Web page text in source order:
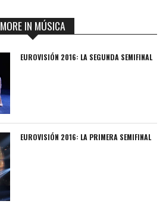
MORE IN MÚSICA
EUROVISIÓN 2016: LA SEGUNDA SEMIFINAL
EUROVISIÓN 2016: LA PRIMERA SEMIFINAL